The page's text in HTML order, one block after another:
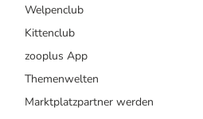
Welpenclub
Kittenclub
zooplus App
Themenwelten
Marktplatzpartner werden